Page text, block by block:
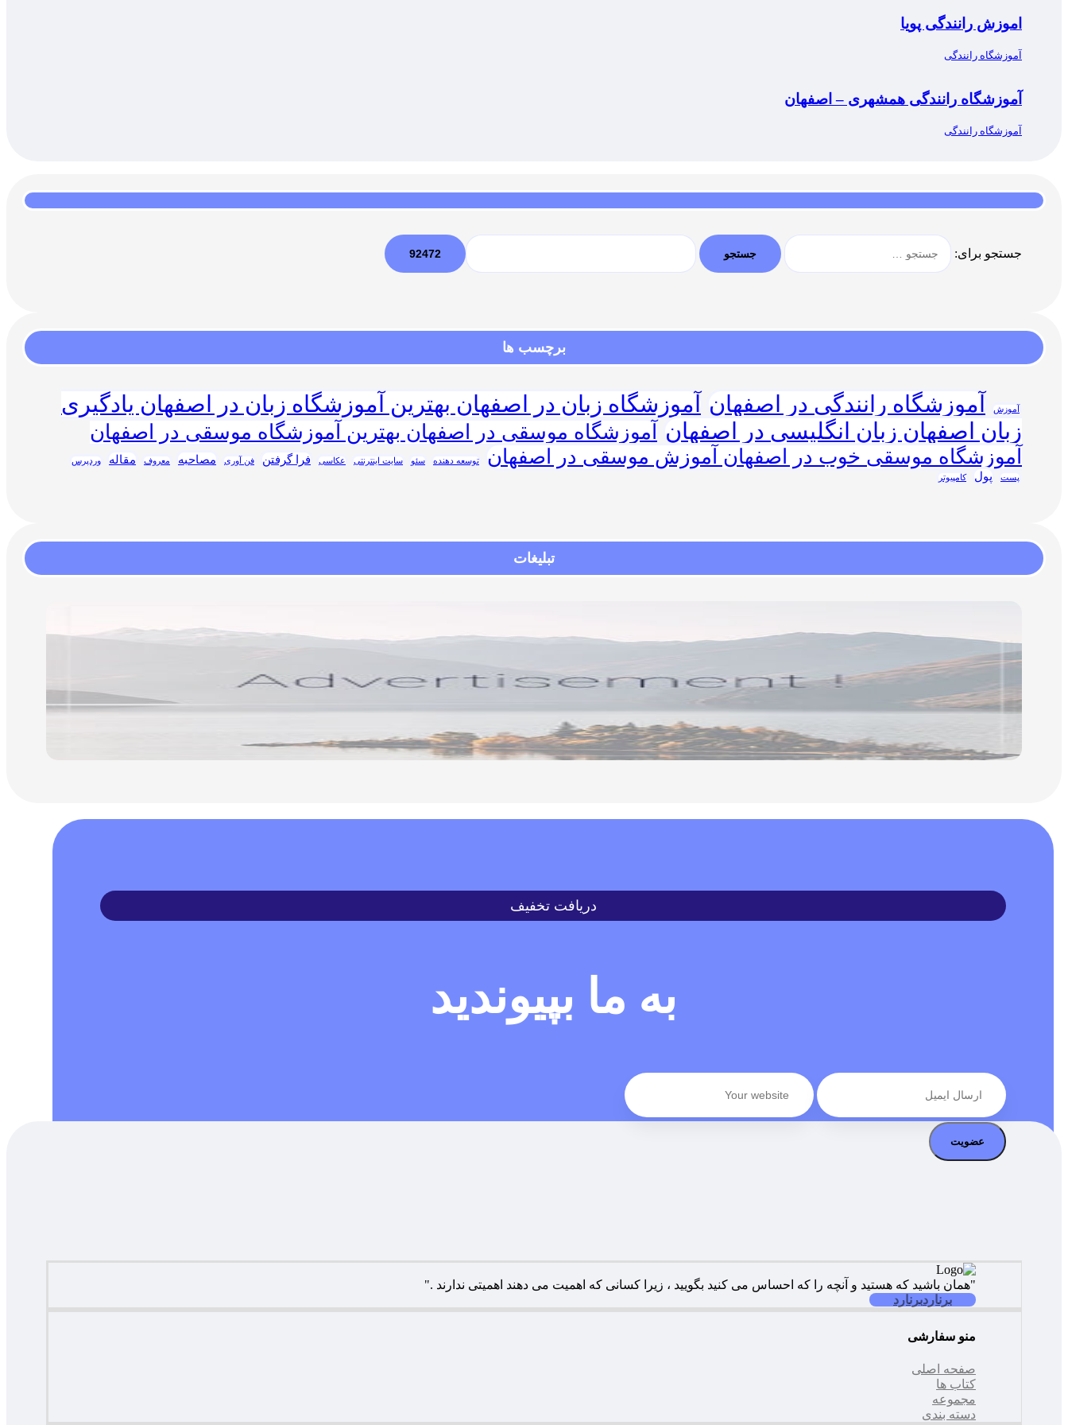
اموزش رانندگی پویا
آموزشگاه رانندگی
آموزشگاه رانندگی همشهری – اصفهان
آموزشگاه رانندگی
جستجو برای:
برچسب ها
آموزش آموزشگاه رانندگی در اصفهان
آموزشگاه زبان در اصفهان بهترین آموزشگاه زبان در اصفهان یادگیری
زبان اصفهان زبان انگلیسی در اصفهان
آموزشگاه موسقی در اصفهان بهترین آموزشگاه موسقی در اصفهان
آموزشگاه موسقی خوب در اصفهان آموزش موسقی در اصفهان
توسعه دهنده سئو سایت اینترنتی عکاسی فرا گرفتن فن آوری مصاحبه معروف مقاله
وردپرس
پست
پول کامپیوتر
تبلیغات
دریافت تخفیف
به ما بپیوندید
عضویت
"همان باشید که هستید و آنچه را که احساس می کنید بگویید ، زیرا کسانی که اهمیت می دهند اهمیتی ندارند ."
برناردبرنارد
منو سفارشی
صفحه اصلی
کتاب ها
مجموعه
دسته بندی